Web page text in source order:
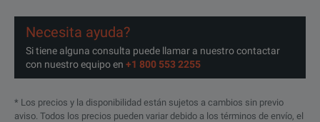
Necesita ayuda?
Si tiene alguna consulta puede llamar a nuestro contactar
con nuestro equipo en +1 800 553 2255
* Los precios y la disponibilidad están sujetos a cambios sin previo
aviso. Todos los precios pueden variar debido a los términos de envío, el